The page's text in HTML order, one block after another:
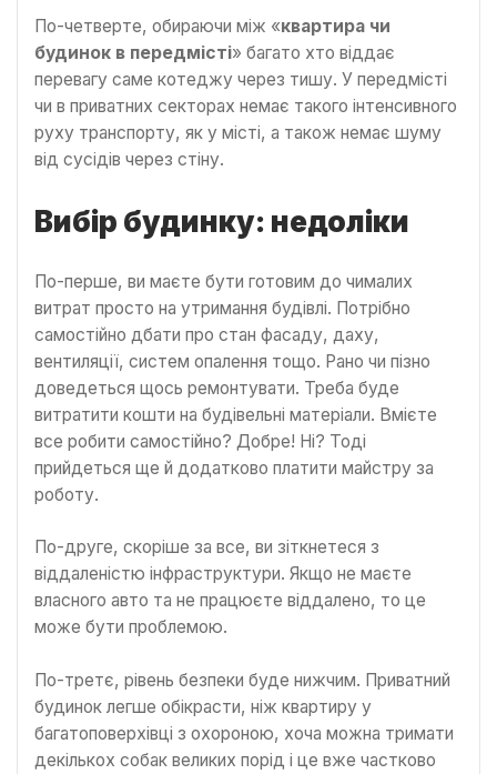
По-четверте, обираючи між «квартира чи
будинок в передмісті» багато хто віддає
перевагу саме котеджу через тишу. У передмісті
чи в приватних секторах немає такого інтенсивного
руху транспорту, як у місті, а також немає шуму
від сусідів через стіну.
Вибір будинку: недоліки
По-перше, ви маєте бути готовим до чималих
витрат просто на утримання будівлі. Потрібно
самостійно дбати про стан фасаду, даху,
вентиляції, систем опалення тощо. Рано чи пізно
доведеться щось ремонтувати. Треба буде
витратити кошти на будівельні матеріали. Вмієте
все робити самостійно? Добре! Ні? Тоді
прийдеться ще й додатково платити майстру за
роботу.
По-друге, скоріше за все, ви зіткнетеся з
віддаленістю інфраструктури. Якщо не маєте
власного авто та не працюєте віддалено, то це
може бути проблемою.
По-третє, рівень безпеки буде нижчим. Приватний
будинок легше обікрасти, ніж квартиру у
багатоповерхівці з охороною, хоча можна тримати
декількох собак великих порід і це вже частково